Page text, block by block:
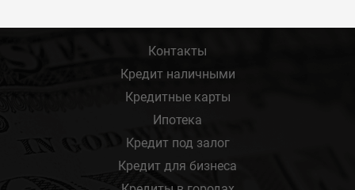
Контакты
Кредит наличными
Кредитные карты
Ипотека
Кредит под залог
Кредит для бизнеса